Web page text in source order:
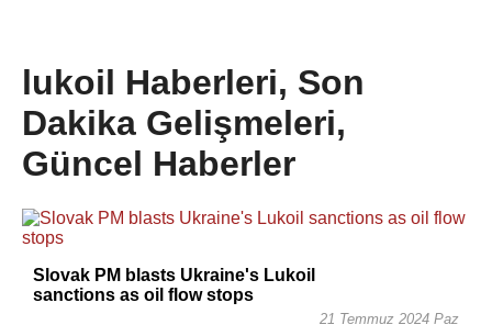
lukoil Haberleri, Son
Dakika Gelişmeleri,
Güncel Haberler
Slovak PM blasts Ukraine's Lukoil
sanctions as oil flow stops
21 Temmuz 2024 Paz